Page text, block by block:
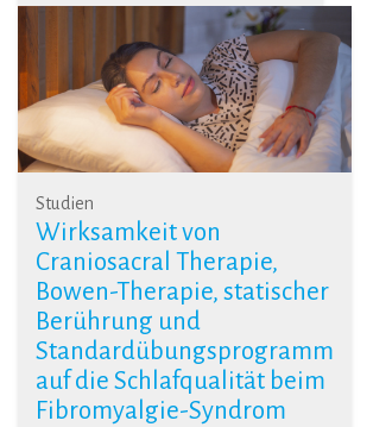
Studien
Wirksamkeit von
Craniosacral Therapie,
Bowen-Therapie, statischer
Berührung und
Standardübungsprogramm
auf die Schlafqualität beim
Fibromyalgie-Syndrom